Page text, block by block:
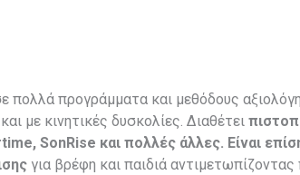
πολλά προγράμματα και μεθόδους
με κινητικές δυσκολίες. Διαθέτει
SonRise και πολλές άλλες. Είναι
για βρέφη και παιδιά